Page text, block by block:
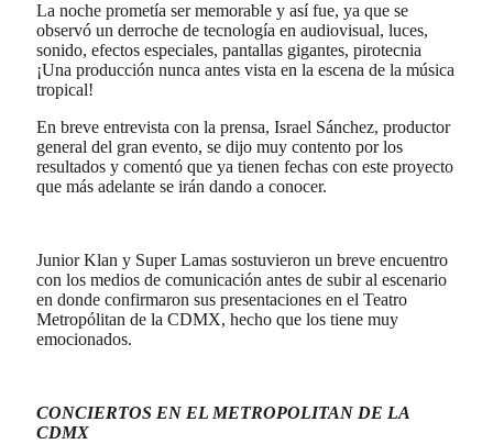
La noche prometía ser memorable y así fue, ya que se
observó un derroche de tecnología en audiovisual, luces,
sonido, efectos especiales, pantallas gigantes, pirotecnia
¡Una producción nunca antes vista en la escena de la música
tropical!
En breve entrevista con la prensa, Israel Sánchez, productor
general del gran evento, se dijo muy contento por los
resultados y comentó que ya tienen fechas con este proyecto
que más adelante se irán dando a conocer.
Junior Klan y Super Lamas sostuvieron un breve encuentro
con los medios de comunicación antes de subir al escenario
en donde confirmaron sus presentaciones en el Teatro
Metropólitan de la CDMX, hecho que los tiene muy
emocionados.
CONCIERTOS EN EL METROPOLITAN DE LA
CDMX